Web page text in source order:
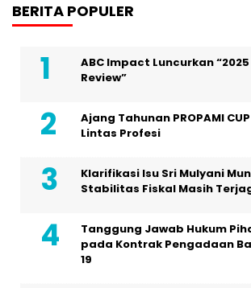
BERITA POPULER
ABC Impact Luncurkan
Review”
Ajang Tahunan PROPAMI
Lintas Profesi
Klarifikasi Isu Sri Mulyani
Stabilitas Fiskal Masih
Tanggung Jawab Hukum
pada Kontrak Pengadaan
19